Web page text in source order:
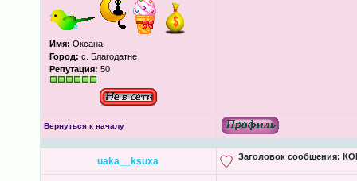
Имя: Оксана
Город: с. Благодатне
Репутация: 50
Вернуться к началу
uaka__ksuxa Заголовок сообщения: